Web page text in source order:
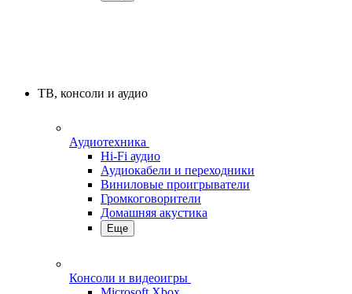
ТВ, консоли и аудио
Аудиотехника
Hi-Fi аудио
Аудиокабели и переходники
Виниловые проигрыватели
Громкоговорители
Домашняя акустика
Еще
Консоли и видеоигры